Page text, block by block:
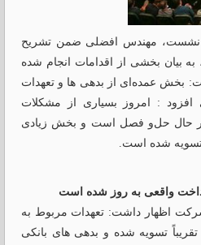
نشست، مهندس افضلی ضمن تشریح
بیان بخشی از اقدامات انجام ‌شده
بخش عمده‌ای از بدهی ‌ها و تعهدات
: امروز بسیاری از مشکلات
حال حل‌و فصل است و بخش زیادی
تسویه شده است.
واقعی به روز شده است
اظهار داشت: تعهدات مربوط به
۱۴۰۱، ۱۴۰۲ و ۱۴۰۳ تقریباً تسویه شده و بدهی های بانکی